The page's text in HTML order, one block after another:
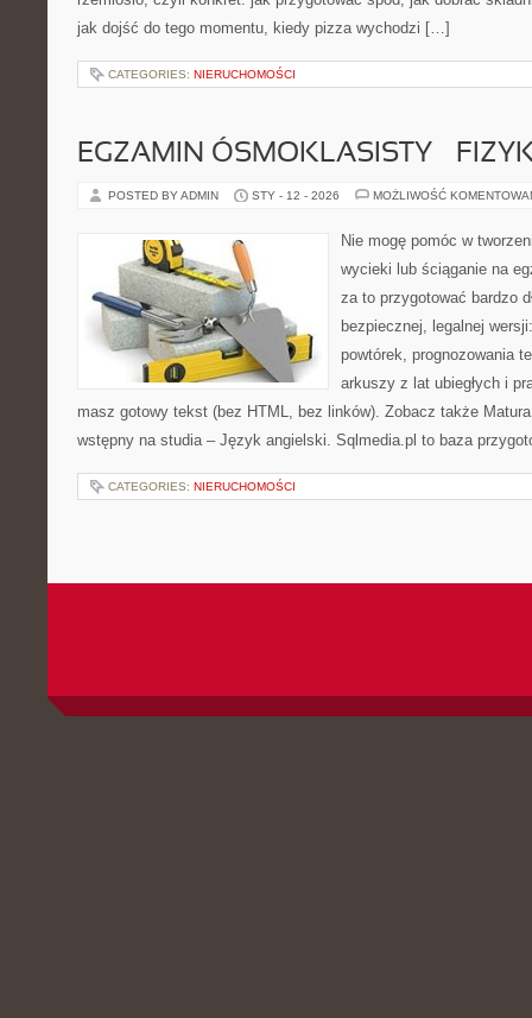
jak dojść do tego momentu, kiedy pizza wychodzi […]
CATEGORIES: NIERUCHOMOŚCI
EGZAMIN ÓSMOKLASISTY –
POSTED BY ADMIN STY - 12 - 2026 MOŻLIWOŚĆ
Nie mogę pomóc w
wycieki lub ściąganie na
za to przygotować bardzo
bezpiecznej, legalnej
powtórek, prognozowania
arkuszy z lat ubiegłych i
masz gotowy tekst (bez HTML, bez linków). Zobacz także
wstępny na studia – Język angielski. Sqlmedia.pl to baza
CATEGORIES: NIERUCHOMOŚCI